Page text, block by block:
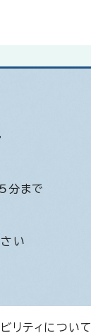
分まで
い
リティについて